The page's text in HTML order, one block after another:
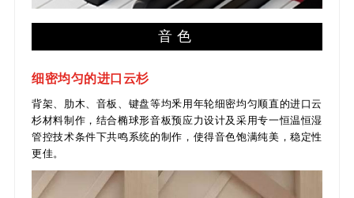
音色
细密均匀的进口云杉
背架、肋木、音板、键盘等均釆用年轮细密均匀顺直的进口云
杉材料制作，结合椭球形音板预应力设计及采用专一恒温恒湿
管控技术条件下共鸣系统的制作，使得音色饱满纯美，稳定性
更佳。